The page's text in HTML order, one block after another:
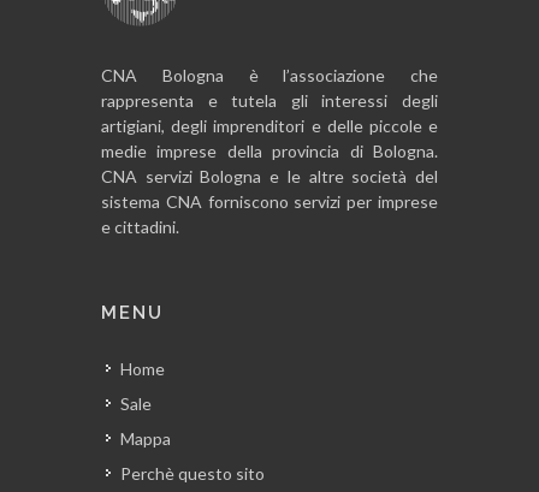
CNA Bologna è l’associazione che
rappresenta e tutela gli interessi degli
artigiani, degli imprenditori e delle piccole e
medie imprese della provincia di Bologna.
CNA servizi Bologna e le altre società del
sistema CNA forniscono servizi per imprese
e cittadini.
MENU
Home
Sale
Mappa
Perchè questo sito